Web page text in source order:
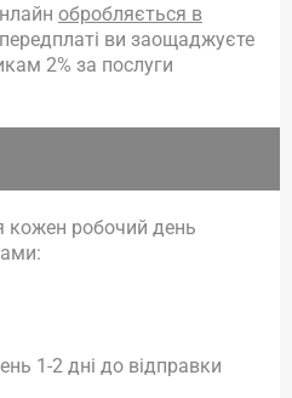
обробляється в
ви заощаджуєте
2% за послуги
кожен робочий день
1-2 дні до відправки